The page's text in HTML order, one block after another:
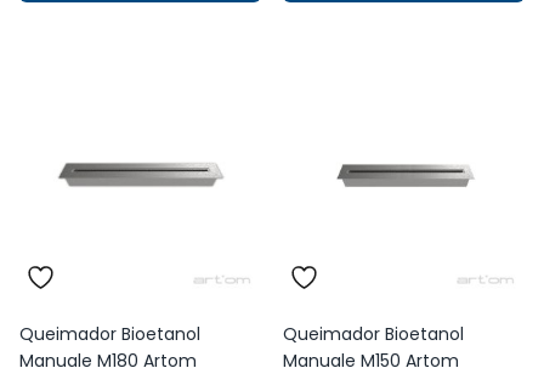
Queimador Bioetanol
Manuale M180 Artom
Queimador Bioetanol
Manuale M150 Artom